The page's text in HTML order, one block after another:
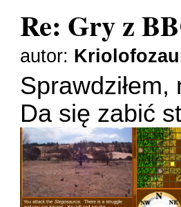
Re: Gry z
autor:
Da się zabić